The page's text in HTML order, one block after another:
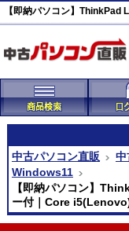
中古パソコン直販
中
Windows11
【即納パソコン】
ー付｜Core